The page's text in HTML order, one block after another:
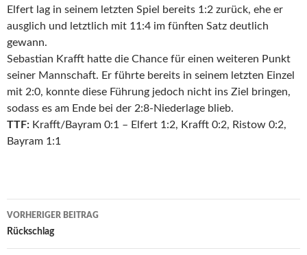
Elfert lag in seinem letzten Spiel bereits 1:2 zurück, ehe er
ausglich und letztlich mit 11:4 im fünften Satz deutlich
gewann.
Sebastian Krafft hatte die Chance für einen weiteren Punkt
seiner Mannschaft. Er führte bereits in seinem letzten Einzel
mit 2:0, konnte diese Führung jedoch nicht ins Ziel bringen,
sodass es am Ende bei der 2:8-Niederlage blieb.
TTF: Krafft/Bayram 0:1 – Elfert 1:2, Krafft 0:2, Ristow 0:2,
Bayram 1:1
Beitrags-
Navigation
VORHERIGER BEITRAG
Rückschlag